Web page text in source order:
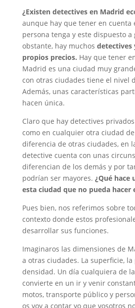
¿Existen detectives en Madrid
aunque hay que tener en cuenta
persona tenga y este dispuesto a
obstante, hay muchos detectives
propios precios. Hay que tener
Madrid es una ciudad muy
con otras ciudades tiene el nivel
Además, unas características
hacen única.
Claro que hay detectives
como en cualquier otra ciudad de
diferencia de otras ciudades, en
detective cuenta con unas
diferencian de los demás y por
podrían ser mayores. ¿Qué hace
esta ciudad que no pueda hacer
Pues bien, nos referimos sobre
contexto donde estos
desarrollar sus funciones.
Imaginaros las dimensiones de
a otras ciudades. La superficie, la
densidad. Un día cualquiera de
convierte en un ir y venir
motos, transporte público y
os voy a contar yo que vosotros